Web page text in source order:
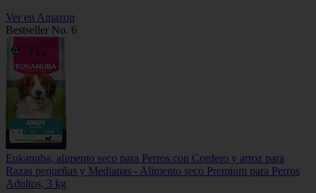
Ver en Amazon
Bestseller No. 6
Eukanuba, alimento seco para Perros con Cordero y arroz para
Razas pequeñas y Medianas - Alimento seco Premium para Perros
Adultos, 3 kg